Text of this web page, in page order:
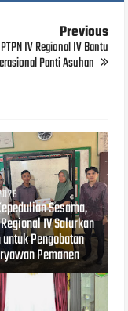
Previous
PTPN IV Regional IV Bantu
Panti Asuhan
Sesama,
IV Salurkan
Pengobatan
Pemanen